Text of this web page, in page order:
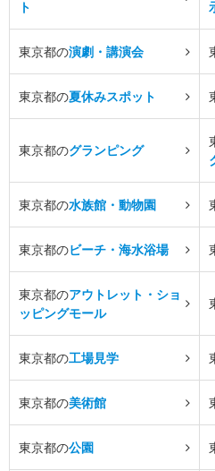
ト
東京都の演劇・講演会
東京都の夏休みスポット
東京都のグランピング
東京都の水族館・動物園
東京都のビーチ・海水浴場
東京都のアウトレット・ショ
ッピングモール
東京都の工場見学
東京都の美術館
東京都の公園